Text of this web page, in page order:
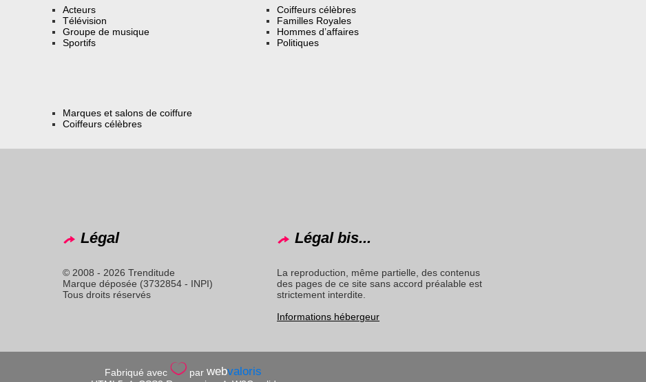
Acteurs
Télévision
Groupe de musique
Sportifs
Coiffeurs célèbres
Familles Royales
Hommes d’affaires
Politiques
Marques et salons de coiffure
Coiffeurs célèbres
Légal
© 2008 - 2026 Trenditude
Marque déposée (3732854 - INPI)
Tous droits réservés
Légal bis...
La reproduction, même partielle, des contenus
des pages de ce site sans accord préalable est
strictement interdite.
Informations hébergeur
Fabriqué avec par webvaloris